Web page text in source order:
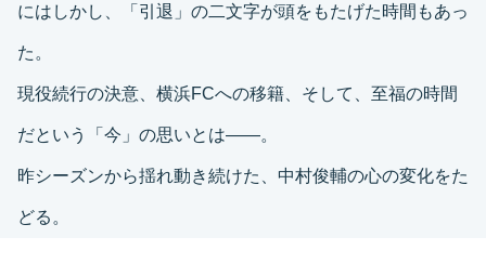
にはしかし、「引退」の二文字が頭をもたげた時間もあっ
た。
現役続行の決意、横浜FCへの移籍、そして、至福の時間
だという「今」の思いとは――。
昨シーズンから揺れ動き続けた、中村俊輔の心の変化をた
どる。